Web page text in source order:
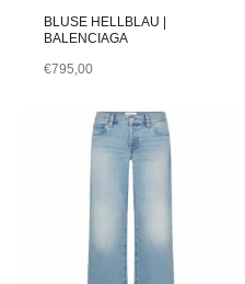
BLUSE HELLBLAU |
BALENCIAGA
€795,00